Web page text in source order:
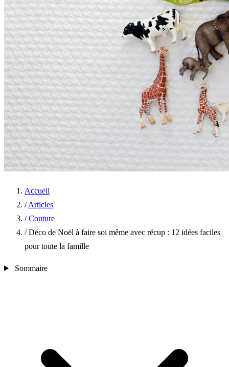
Accueil
/ Articles
/ Couture
/ Déco de Noël à faire soi même avec récup : 12 idées faciles
pour toute la famille
Sommaire